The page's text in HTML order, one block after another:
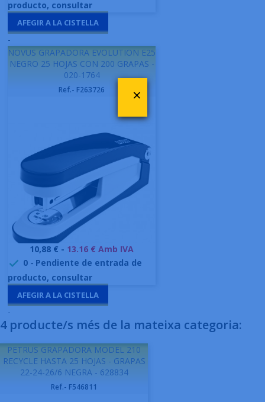
producto, consultar
AFEGIR A LA CISTELLA
-
NOVUS GRAPADORA EVOLUTION E25
NEGRO 25 HOJAS CON 200 GRAPAS -
020-1764
Ref.- F263726
Preu
10,88 € - 13.16 € Amb IVA
 0 - Pendiente de entrada de
producto, consultar
AFEGIR A LA CISTELLA
-
4 producte/s més de la mateixa categoria:
PETRUS GRAPADORA MODEL 210
RECYCLE HASTA 25 HOJAS - GRAPAS
22-24-26/6 NEGRA - 628834
Ref.- F546811
×